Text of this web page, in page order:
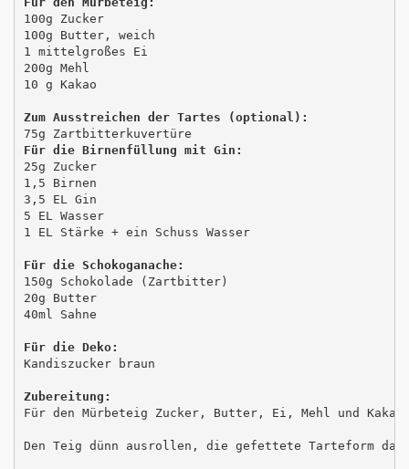
100g Zucker
100g Butter, weich
1 mittelgroßes Ei
200g Mehl
10 g Kakao
Zum Ausstreichen der Tartes (optional):
Für die Birnenfüllung mit Gin:
25g Zucker
1,5 Birnen
3,5 EL Gin
5 EL Wasser
1 EL Stärke + ein Schuss Wasser
Für die Schokoganache:
150g Schokolade (Zartbitter)
20g Butter
40ml Sahne
Für die Deko:
Kandiszucker braun
Für den Mürbeteig Zucker, Butter, Ei, Mehl und
Den Teig dünn ausrollen, die gefettete Tarteform